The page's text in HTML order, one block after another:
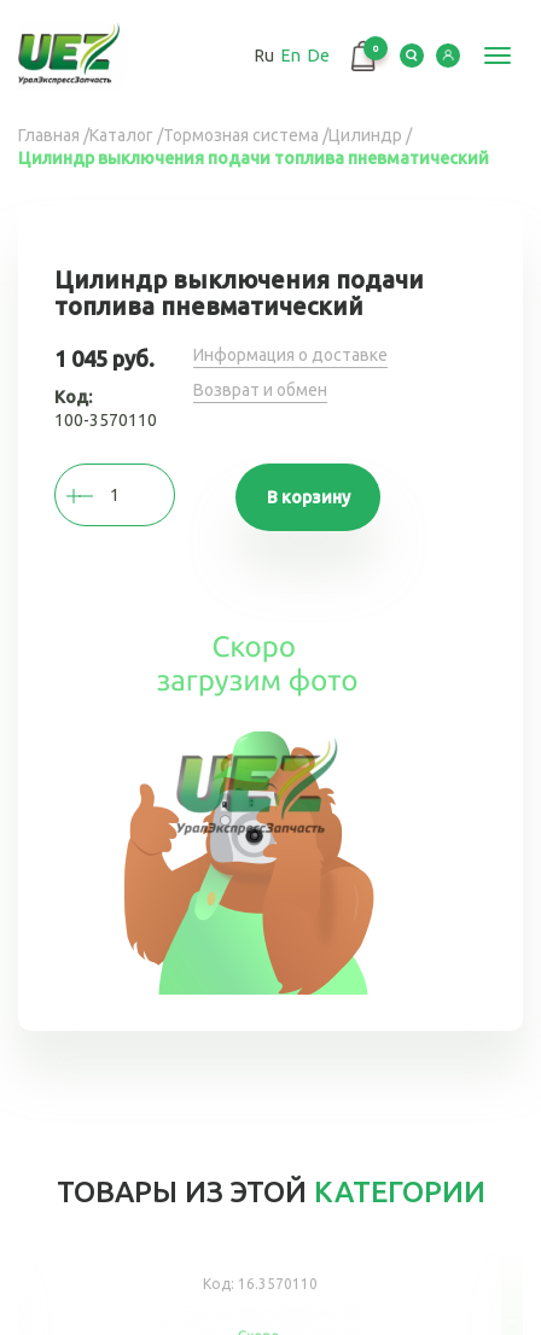
основному
содержанию
Ru En De 0
Вы
здесь
Главная /Каталог /Тормозная система /Цилиндр /
Цилиндр выключения подачи топлива пневматический
Цилиндр выключения подачи
топлива пневматический
1 045 руб.
Код:
100-3570110
Информация о доставке
Возврат и обмен
В корзину
ТОВАРЫ ИЗ ЭТОЙ КАТЕГОРИИ
Код: 16.3570110